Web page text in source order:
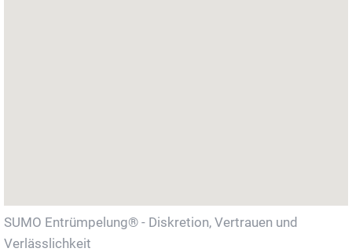
SUMO Entrümpelung® - Diskretion, Vertrauen und
Verlässlichkeit